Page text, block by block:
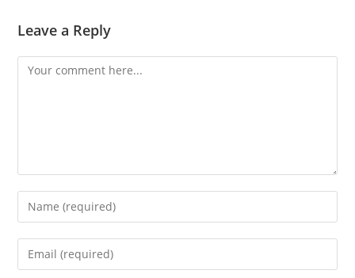
Leave a Reply
Comment
Enter
your
name
Enter
your